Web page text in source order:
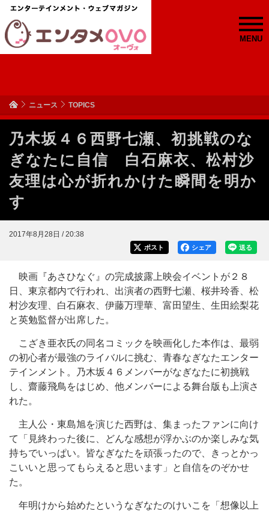
MENU
ニュース TOPICS
乃木坂４６西野七瀬、初挑戦のな
ぎなたに自信 白石麻衣、松村沙
友理は心が折れかけた瞬間を明か
す
2017年8月28日 / 20:38
送る
シェア
ポスト
映画『あさひなぐ』の完成披露上映会イベントが２８
日、東京都内で行われ、出演者の西野七瀬、桜井玲香、松
村沙友理、白石麻衣、伊藤万理華、富田望生、生田絵梨花
と英勉監督が出席した。
こざき亜衣氏の同名コミックを映画化した本作は、最弱
の初心者が最強のライバルに挑む、青春なぎなたエンター
テインメント。乃木坂４６メンバーがなぎなたに初挑戦
し、齋藤飛鳥をはじめ、他メンバーによる舞台版も上演さ
れた。
主人公・東島旭を演じた西野は、集まったファンに向け
て「見終わった後に、どんな感想が浮かぶのか楽しみな気
持ちでいっぱい。皆なぎなたを頑張ったので、きっとかっ
こいいと思ってもらえると思います」と自信をのぞかせ
た。
年明けから始めたというなぎなたのけいこを「想像以上